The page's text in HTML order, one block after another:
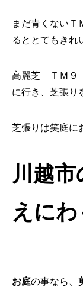
まだ青くないＴ
るととてもきれ
高麗芝 ＴＭ９
に行き、芝張り
芝張りは笑庭に
川越
えにわ
お庭の事なら、